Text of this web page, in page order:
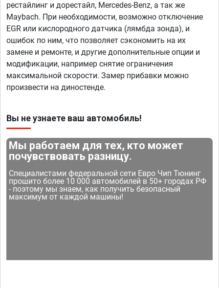
рестайлинг и дорестайл, Mercedes-Benz, а так же
Maybach. При необходимости, возможно отключение
EGR или кислородного датчика (лямбда зонда), и
ошибок по ним, что позволяет сэкономить на их
замене и ремонте, и другие дополнительные опции и
модификации, например снятие ограничения
максимальной скорости. Замер прибавки можно
произвести на диностенде.
Вы не узнаете ваш автомобиль!
Мы работаем для тех, кто может
почувствовать разницу.
Специалистами федеральной сети Евро Чип Тюнинг
прошито более 10 000 автомобилей в 50+ городах РФ
- поэтому мы знаем, как получить безопасный
максимум от каждой машины!